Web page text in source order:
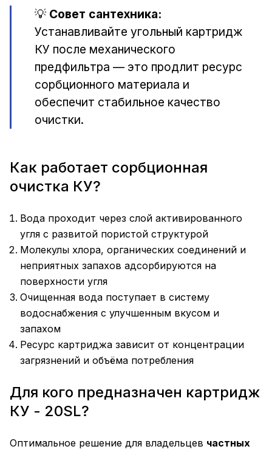
💡 Совет сантехника:
Устанавливайте угольный картридж
КУ после механического
предфильтра — это продлит ресурс
сорбционного материала и
обеспечит стабильное качество
очистки.
Как работает сорбционная
очистка КУ?
Вода проходит через слой активированного
угля с развитой пористой структурой
Молекулы хлора, органических соединений и
неприятных запахов адсорбируются на
поверхности угля
Очищенная вода поступает в систему
водоснабжения с улучшенным вкусом и
запахом
Ресурс картриджа зависит от концентрации
загрязнений и объёма потребления
Для кого предназначен картридж
КУ - 20SL?
Оптимальное решение для владельцев частных